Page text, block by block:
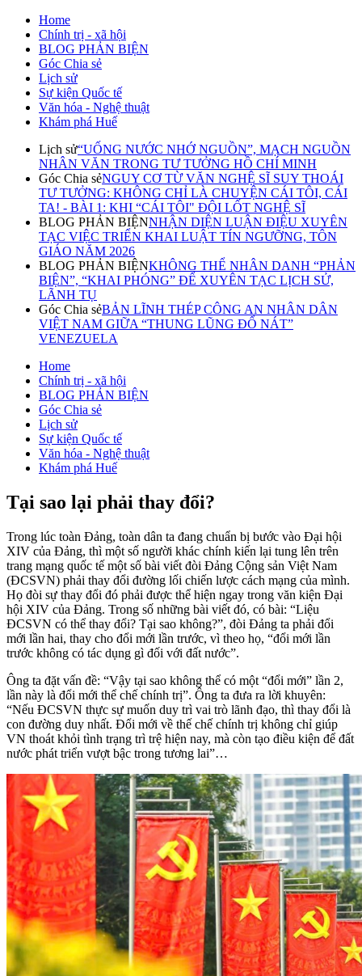
Home
Chính trị - xã hội
BLOG PHẢN BIỆN
Góc Chia sẻ
Lịch sử
Sự kiện Quốc tế
Văn hóa - Nghệ thuật
Khám phá Huế
Lịch sử“UỐNG NƯỚC NHỚ NGUỒN”, MẠCH NGUỒN
NHÂN VĂN TRONG TƯ TƯỞNG HỒ CHÍ MINH
Góc Chia sẻNGUY CƠ TỪ VĂN NGHỆ SĨ SUY THOÁI
TƯ TƯỞNG: KHÔNG CHỈ LÀ CHUYỆN CÁI TÔI, CÁI
TA! - BÀI 1: KHI “CÁI TÔI" ĐỘI LỐT NGHỆ SĨ
BLOG PHẢN BIỆNNHẬN DIỆN LUẬN ĐIỆU XUYÊN
TẠC VIỆC TRIỂN KHAI LUẬT TÍN NGƯỠNG, TÔN
GIÁO NĂM 2026
BLOG PHẢN BIỆNKHÔNG THỂ NHÂN DANH “PHẢN
BIỆN”, “KHAI PHÓNG” ĐỂ XUYÊN TẠC LỊCH SỬ,
LÃNH TỤ
Góc Chia sẻBẢN LĨNH THÉP CÔNG AN NHÂN DÂN
VIỆT NAM GIỮA “THUNG LŨNG ĐỔ NÁT”
VENEZUELA
Home
Chính trị - xã hội
BLOG PHẢN BIỆN
Góc Chia sẻ
Lịch sử
Sự kiện Quốc tế
Văn hóa - Nghệ thuật
Khám phá Huế
Tại sao lại phải thay đổi?
Trong lúc toàn Đảng, toàn dân ta đang chuẩn bị bước vào Đại hội
XIV của Đảng, thì một số người khác chính kiến lại tung lên trên
trang mạng quốc tế một số bài viết đòi Đảng Cộng sản Việt Nam
(ĐCSVN) phải thay đổi đường lối chiến lược cách mạng của mình.
Họ đòi sự thay đổi đó phải được thể hiện ngay trong văn kiện Đại
hội XIV của Đảng. Trong số những bài viết đó, có bài: “Liệu
ĐCSVN có thể thay đổi? Tại sao không?”, đòi Đảng ta phải đổi
mới lần hai, thay cho đổi mới lần trước, vì theo họ, “đổi mới lần
trước không có tác dụng gì đối với đất nước”.
Ông ta đặt vấn đề: “Vậy tại sao không thể có một “đổi mới” lần 2,
lần này là đổi mới thể chế chính trị”. Ông ta đưa ra lời khuyên:
“Nếu ĐCSVN thực sự muốn duy trì vai trò lãnh đạo, thì thay đổi là
con đường duy nhất. Đổi mới về thế chế chính trị không chỉ giúp
VN thoát khỏi tình trạng trì trệ hiện nay, mà còn tạo điều kiện để đất
nước phát triển vượt bậc trong tương lai”…